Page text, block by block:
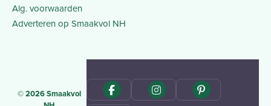
Alg. voorwaarden
Adverteren op Smaakvol NH
© 2026 Smaakvol